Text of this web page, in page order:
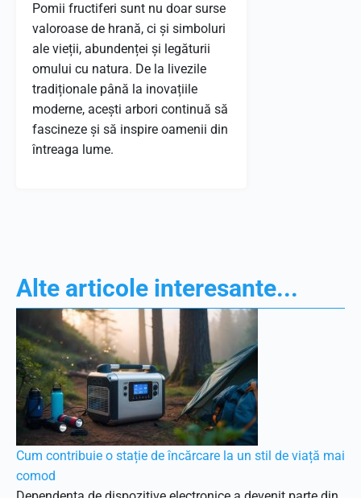
Pomii fructiferi sunt nu doar surse
valoroase de hrană, ci și simboluri
ale vieții, abundenței și legăturii
omului cu natura. De la livezile
tradiționale până la inovațiile
moderne, acești arbori continuă să
fascineze și să inspire oamenii din
întreaga lume.
Alte articole interesante...
Cum contribuie o stație de încărcare la un stil de viață mai
comod